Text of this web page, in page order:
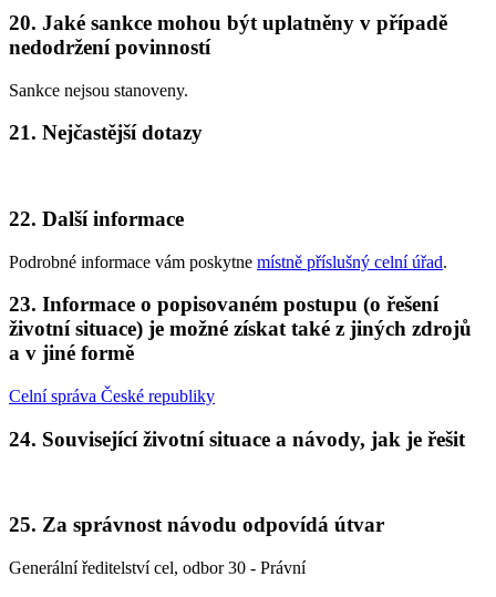
20. Jaké sankce mohou být uplatněny v případě
nedodržení povinností
Sankce nejsou stanoveny.
21. Nejčastější dotazy
22. Další informace
Podrobné informace vám poskytne místně příslušný celní úřad.
23. Informace o popisovaném postupu (o řešení
životní situace) je možné získat také z jiných zdrojů
a v jiné formě
Celní správa České republiky
24. Související životní situace a návody, jak je řešit
25. Za správnost návodu odpovídá útvar
Generální ředitelství cel, odbor 30 - Právní